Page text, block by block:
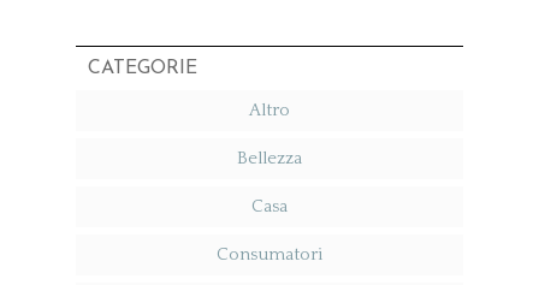
CATEGORIE
Altro
Bellezza
Casa
Consumatori